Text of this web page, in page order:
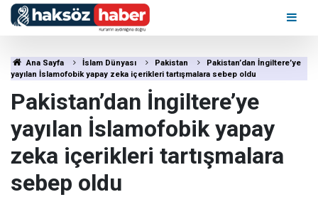
Ana Sayfa İslam Dünyası Pakistan
Pakistan’dan İngiltere’ye
yayılan İslamofobik yapay zeka içerikleri tartışmalara sebep oldu
Pakistan’dan İngiltere’ye
yayılan İslamofobik yapay
zeka içerikleri tartışmalara
sebep oldu